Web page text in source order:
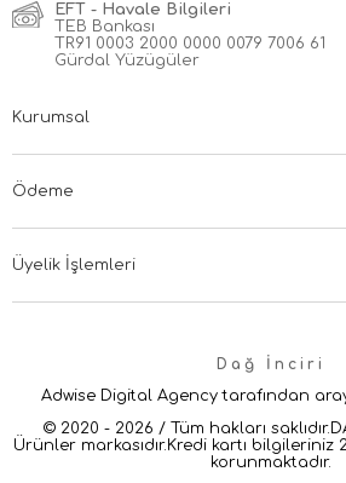
EFT - Havale Bilgileri
TEB Bankası
TR91 0003 2000 0000 0079 7006 61
Gürdal Yüzügüler
Kurumsal
Ödeme
Üyelik İşlemleri
Dağ İnciri
Adwise Digital Agency tarafından
© 2020 - 2026 / Tüm hakları
Ürünler markasıdır.Kredi kartı bilgileriniz
korunmaktadır.